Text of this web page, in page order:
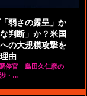
弱さの露呈」か
な判断」か？米国
の大規模攻撃を
由
停官 島田久仁彦の
渉・…